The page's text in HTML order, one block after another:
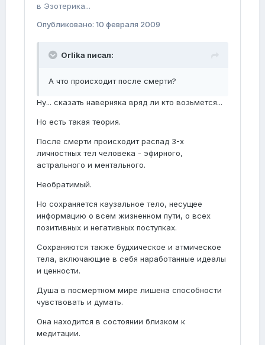
в Эзотерика...
Опубликовано: 10 февраля 2009
Orlika писал:
А что происходит после смерти?
Ну... сказать наверняка вряд ли кто возьмется...
Но есть такая теория.
После смерти происходит распад 3-х
личностных тел человека - эфирного,
астрального и ментального.
Необратимый.
Но сохраняется каузальное тело, несущее
информацию о всем жизненном пути, о всех
позитивных и негативных поступках.
Сохраняются также будхическое и атмическое
тела, включающие в себя наработанные идеалы
и ценности.
Душа в посмертном мире лишена способности
чувствовать и думать.
Она находится в состоянии близком к
медитации.